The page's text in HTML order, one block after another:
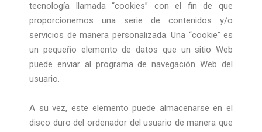
tecnología llamada “cookies” con el fin de que
proporcionemos una serie de contenidos y/o
servicios de manera personalizada. Una “cookie” es
un pequeño elemento de datos que un sitio Web
puede enviar al programa de navegación Web del
usuario.
A su vez, este elemento puede almacenarse en el
disco duro del ordenador del usuario de manera que